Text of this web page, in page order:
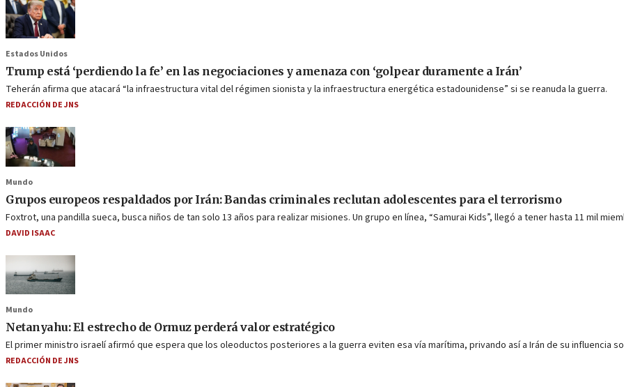
Estados Unidos
Trump está ‘perdiendo la fe’ en las negociaciones y amenaza con ‘golpear duramente a Irán’
Teherán afirma que atacará “la infraestructura vital del régimen sionista y la infraestructura energética estadounidense” si se reanuda la guerra.
REDACCIÓN DE JNS
Mundo
Grupos europeos respaldados por Irán: Bandas criminales reclutan adolescentes para el terrorismo
Foxtrot, una pandilla sueca, busca niños de tan solo 13 años para realizar misiones. Un grupo en línea, “Samurai Kids”, llegó a tener hasta 11 mil
DAVID ISAAC
Mundo
Netanyahu: El estrecho de Ormuz perderá valor estratégico
El primer ministro israelí afirmó que espera que los oleoductos posteriores a la guerra eviten esa vía marítima, privando así a Irán de su influencia
REDACCIÓN DE JNS